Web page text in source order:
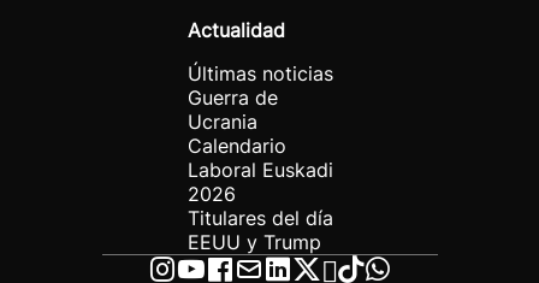
Actualidad
Últimas noticias
Guerra de
Ucrania
Calendario
Laboral Euskadi
2026
Titulares del día
EEUU y Trump